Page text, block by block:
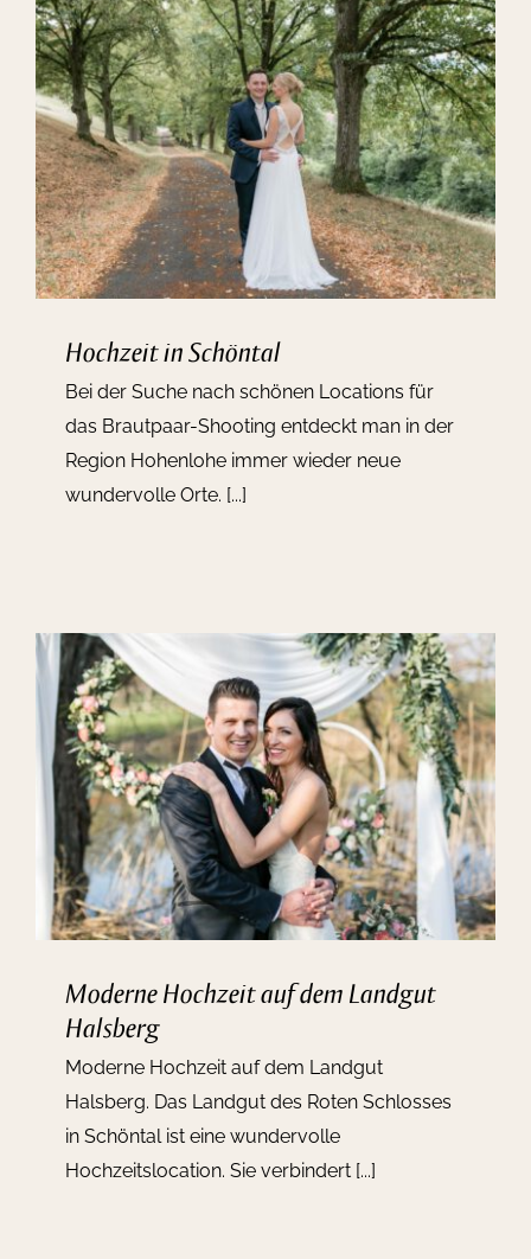
Kontakt
Hochzeit in Schöntal
Bei der Suche nach schönen Locations für
das Brautpaar-Shooting entdeckt man in der
Region Hohenlohe immer wieder neue
wundervolle Orte. [...]
Moderne Hochzeit auf dem Landgut
Halsberg
Moderne Hochzeit auf dem Landgut
Halsberg. Das Landgut des Roten Schlosses
in Schöntal ist eine wundervolle
Hochzeitslocation. Sie verbindert [...]